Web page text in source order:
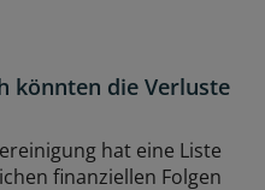
könnten die Verluste
hat eine Liste
finanziellen Folgen